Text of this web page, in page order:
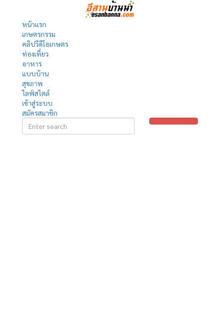
หน้าแรก
เกษตรกรรม
คลิปวีดีโอเกษตร
ท่องเที่ยว
อาหาร
แบบบ้าน
สุขภาพ
ไลฟ์สไตล์
เข้าสู่ระบบ
สมัครสมาชิก